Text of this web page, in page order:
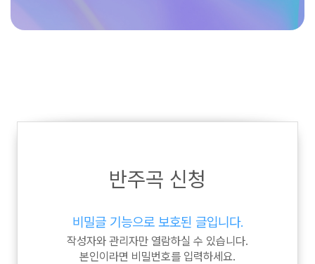
반주곡 신청
비밀글 기능으로 보호된 글입니다.
작성자와 관리자만 열람하실 수 있습니다.
본인이라면 비밀번호를 입력하세요.